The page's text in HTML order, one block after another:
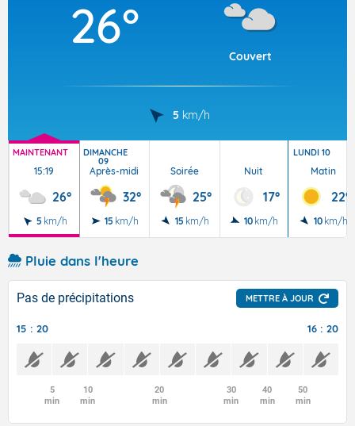
26°
Couvert
5 km/h
MAINTENANT
15:19
26°
5 km/h
DIMANCHE
09
Après-midi
32°
15 km/h
Soirée
25°
15 km/h
Nuit
17°
10 km/h
LUNDI 10
Matin
22°
10 km/h
Pluie dans l'heure
Pas de précipitations METTRE À JOUR
15 : 20 16 : 20
5
min
10
min
20
min
30
min
40
min
50
min